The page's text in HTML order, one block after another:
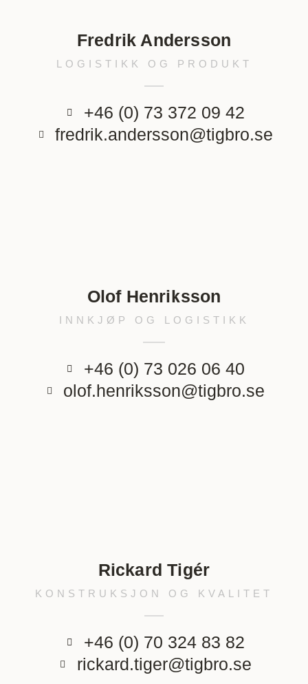
Fredrik Andersson
LOGISTIKK OG PRODUKT
+46 (0) 73 372 09 42
fredrik.andersson@tigbro.se
Olof Henriksson
INNKJØP OG LOGISTIKK
+46 (0) 73 026 06 40
olof.henriksson@tigbro.se
Rickard Tigér
KONSTRUKSJON OG KVALITET
+46 (0) 70 324 83 82
rickard.tiger@tigbro.se